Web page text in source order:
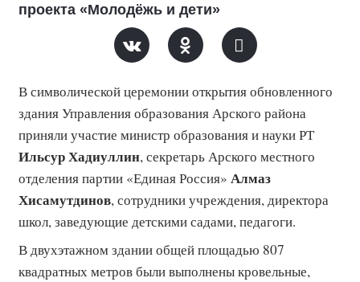
проекта «Молодёжь и дети»
В символической церемонии открытия обновленного
здания Управления образования Арского района
приняли участие министр образования и науки РТ
Ильсур Хадиуллин, секретарь Арского местного
отделения партии «Единая Россия» Алмаз
Хисамутдинов, сотрудники учреждения, директора
школ, заведующие детскими садами, педагоги.
В двухэтажном здании общей площадью 807
квадратных метров были выполнены кровельные,